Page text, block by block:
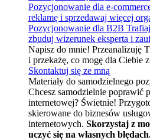
Pozycjonowanie dla e-
reklamę i sprzedawaj więcej
Pozycjonowanie dla B2B
zbuduj wizerunek eksperta i
Napisz do mnie! Przeanalizuję
i przekażę, co mogę dla Ciebie
Skontaktuj się ze mną
Materiały do samodzielnego
Chcesz samodzielnie poprawić
internetowej? Świetnie!
skierowane do biznesów
internetowych. Skorzystaj z
uczyć się na własnych